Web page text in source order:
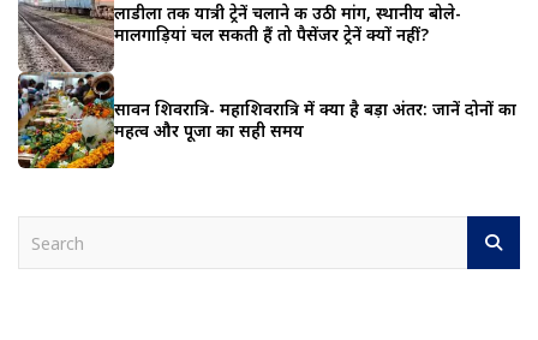
लाडीला तक यात्री ट्रेनें चलाने की उठी मांग, स्थानीय बोले-
मालगाड़ियां चल सकती हैं तो पैसेंजर ट्रेनें क्यों नहीं?
सावन शिवरात्रि- महाशिवरात्रि में क्या है बड़ा अंतर: जानें दोनों का
महत्व और पूजा का सही समय